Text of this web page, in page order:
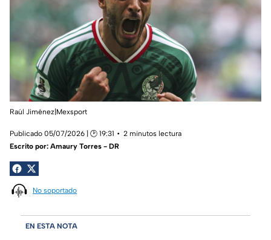
Raúl Jiménez|Mexsport
Publicado 05/07/2026 | 🕑 19:31
2 minutos lectura
Escrito por: Amaury Torres - DR
No soportado
EN ESTA NOTA